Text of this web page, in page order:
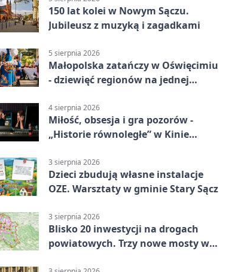
150 lat kolei w Nowym Sączu.
Jubileusz z muzyką i zagadkami
5 sierpnia 2026
Małopolska zatańczy w Oświęcimiu
- dziewięć regionów na jednej
4 sierpnia 2026
Miłość, obsesja i gra pozorów -
„Historie równoległe” w Kinie
3 sierpnia 2026
Dzieci zbudują własne instalacje
OZE. Warsztaty w gminie Stary Sącz
3 sierpnia 2026
Blisko 20 inwestycji na drogach
powiatowych. Trzy nowe mosty w